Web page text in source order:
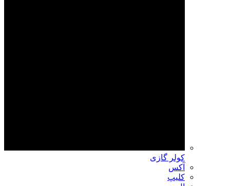
کولر گازی
آکس
کلیپ